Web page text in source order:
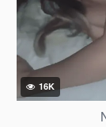
16K